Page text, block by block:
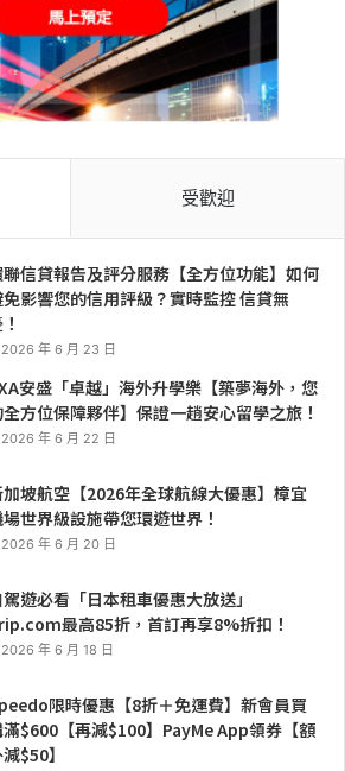
受歡迎
信貸報告及評分服務【全方位功能】如何
影響您的信用評級？實時監控 信貸無
2026 年 6 月 23 日
安盛「卓越」海外升學樂【築夢海外，您
全方位保障夥伴】保證一趟安心留學之旅！
2026 年 6 月 22 日
坡航空【2026年全球航線大優惠】樟宜
世界級設施帶您環遊世界！
2026 年 6 月 20 日
駕遊必看「日本租車優惠大放送」
最高85折，首訂再享8%折扣！
2026 年 6 月 18 日
限時優惠【8折＋免運費】新會員買
$600【再減$100】PayMe App領券【額
$50】